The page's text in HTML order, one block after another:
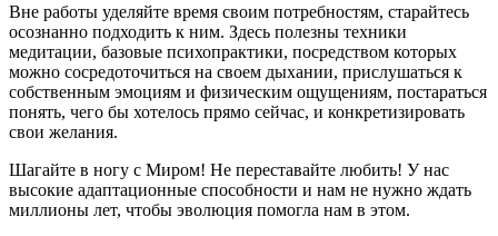
Вне работы уделяйте время своим потребностям, старайтесь
осознанно подходить к ним. Здесь полезны техники
медитации, базовые психопрактики, посредством которых
можно сосредоточиться на своем дыхании, прислушаться к
собственным эмоциям и физическим ощущениям, постараться
понять, чего бы хотелось прямо сейчас, и конкретизировать
свои желания.
Шагайте в ногу с Миром! Не переставайте любить! У нас
высокие адаптационные способности и нам не нужно ждать
миллионы лет, чтобы эволюция помогла нам в этом.